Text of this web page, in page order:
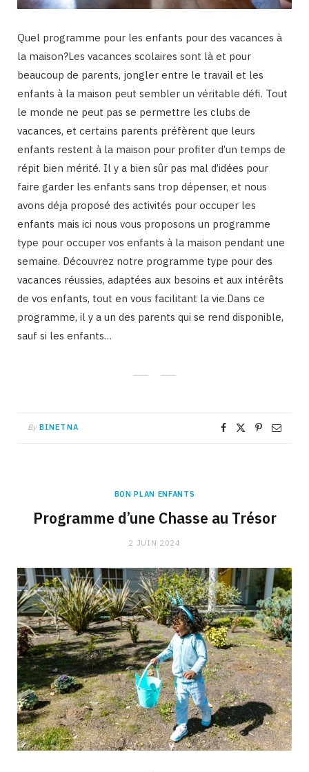
Quel programme pour les enfants pour des vacances à
la maison?Les vacances scolaires sont là et pour
beaucoup de parents, jongler entre le travail et les
enfants à la maison peut sembler un véritable défi. Tout
le monde ne peut pas se permettre les clubs de
vacances, et certains parents préfèrent que leurs
enfants restent à la maison pour profiter d’un temps de
répit bien mérité. Il y a bien sûr pas mal d’idées pour
faire garder les enfants sans trop dépenser, et nous
avons déja proposé des activités pour occuper les
enfants mais ici nous vous proposons un programme
type pour occuper vos enfants à la maison pendant une
semaine. Découvrez notre programme type pour des
vacances réussies, adaptées aux besoins et aux intérêts
de vos enfants, tout en vous facilitant la vie.Dans ce
programme, il y a un des parents qui se rend disponible,
sauf si les enfants…
By BINETNA
BON PLAN ENFANTS
Programme d’une Chasse au Trésor
2 JUIN 2024